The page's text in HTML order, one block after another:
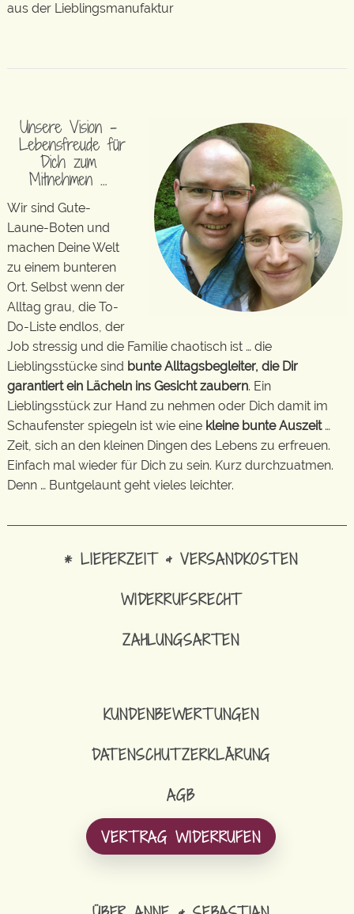
aus der Lieblingsmanufaktur
Unsere Vision –
Lebensfreude für
Dich zum
Mitnehmen …
Wir sind Gute-
Laune-Boten und
machen Deine Welt
zu einem bunteren
Ort. Selbst wenn der
Alltag grau, die To-
Do-Liste endlos, der
Job stressig und die Familie chaotisch ist … die
Lieblingsstücke sind bunte Alltagsbegleiter, die Dir
garantiert ein Lächeln ins Gesicht zaubern. Ein
Lieblingsstück zur Hand zu nehmen oder Dich damit im
Schaufenster spiegeln ist wie eine kleine bunte Auszeit…
Zeit, sich an den kleinen Dingen des Lebens zu erfreuen.
Einfach mal wieder für Dich zu sein. Kurz durchzuatmen.
Denn … Buntgelaunt geht vieles leichter.
* LIEFERZEIT & VERSANDKOSTEN
WIDERRUFSRECHT
ZAHLUNGSARTEN
KUNDENBEWERTUNGEN
DATENSCHUTZERKLÄRUNG
AGB
VERTRAG WIDERRUFEN